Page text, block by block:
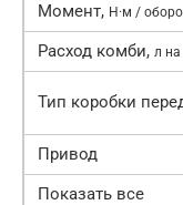
Момент, Н·м /
Расход комби, л
Тип коробки
Привод
Показать все